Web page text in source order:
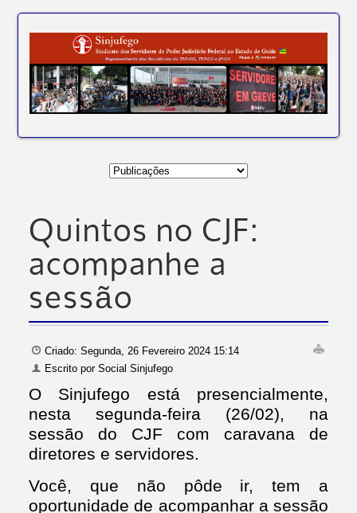
Quintos no CJF:
acompanhe a
sessão
Criado: Segunda, 26 Fevereiro 2024 15:14
Escrito porSocial Sinjufego
O Sinjufego está presencialmente,
nesta segunda-feira (26/02), na
sessão do CJF com caravana de
diretores e servidores.
Você, que não pôde ir, tem a
oportunidade de acompanhar a sessão